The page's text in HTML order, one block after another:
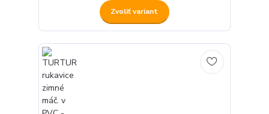
Zvoliť variant